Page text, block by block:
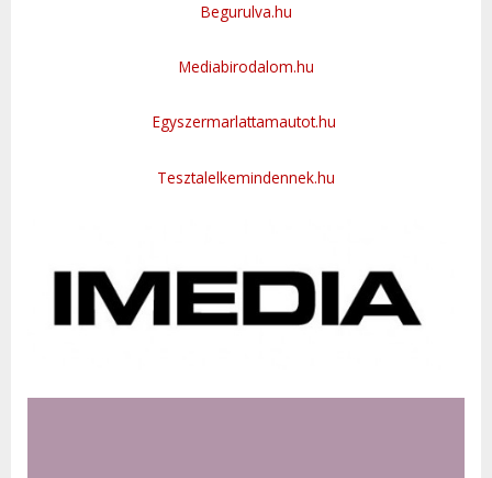
Begurulva.hu
Mediabirodalom.hu
Egyszermarlattamautot.hu
Tesztalelkemindennek.hu